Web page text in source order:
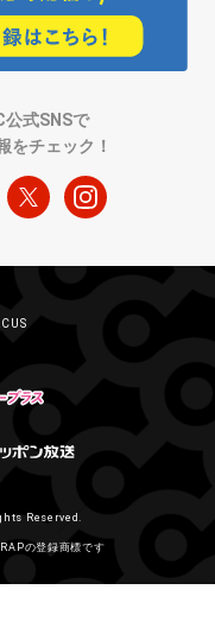
公式SNSで
をチェック！
Reserved.
の登録商標です